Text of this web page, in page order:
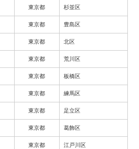
東京都 杉並区
東京都 豊島区
東京都 北区
東京都 荒川区
東京都 板橋区
東京都 練馬区
東京都 足立区
東京都 葛飾区
東京都 江戸川区